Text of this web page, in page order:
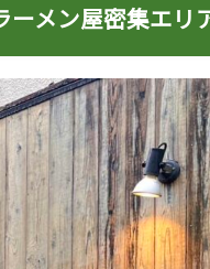
メン屋密集エリ